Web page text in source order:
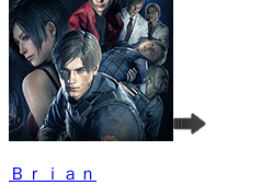
Ｂｒｉａｎ